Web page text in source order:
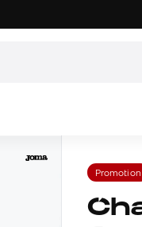
Promotion
Chaussures de